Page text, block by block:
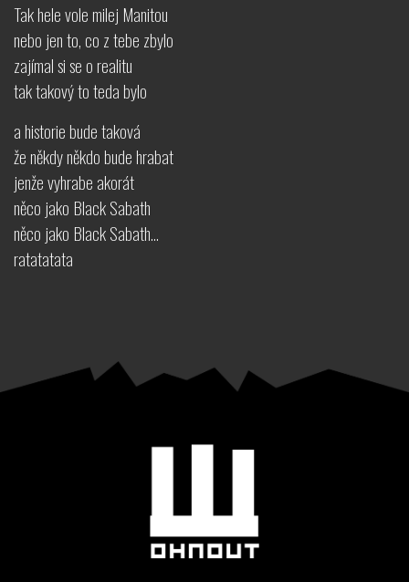
Tak hele vole milej Manitou
nebo jen to, co z tebe zbylo
zajímal si se o realitu
tak takový to teda bylo
a historie bude taková
že někdy někdo bude hrabat
jenže vyhrabe akorát
něco jako Black Sabath
něco jako Black Sabath…
ratatatata